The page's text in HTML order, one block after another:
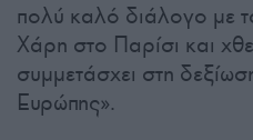
πολύ καλό διάλογο με
Χάρη στο Παρίσι και
συμμετάσχει στη
Ευρώπης».